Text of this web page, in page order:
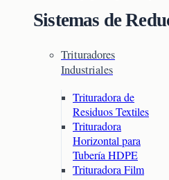
Sistemas de
Trituradores
Industriales
Trituradora de
Residuos Textiles
Trituradora
Horizontal para
Tubería HDPE
Trituradora Film